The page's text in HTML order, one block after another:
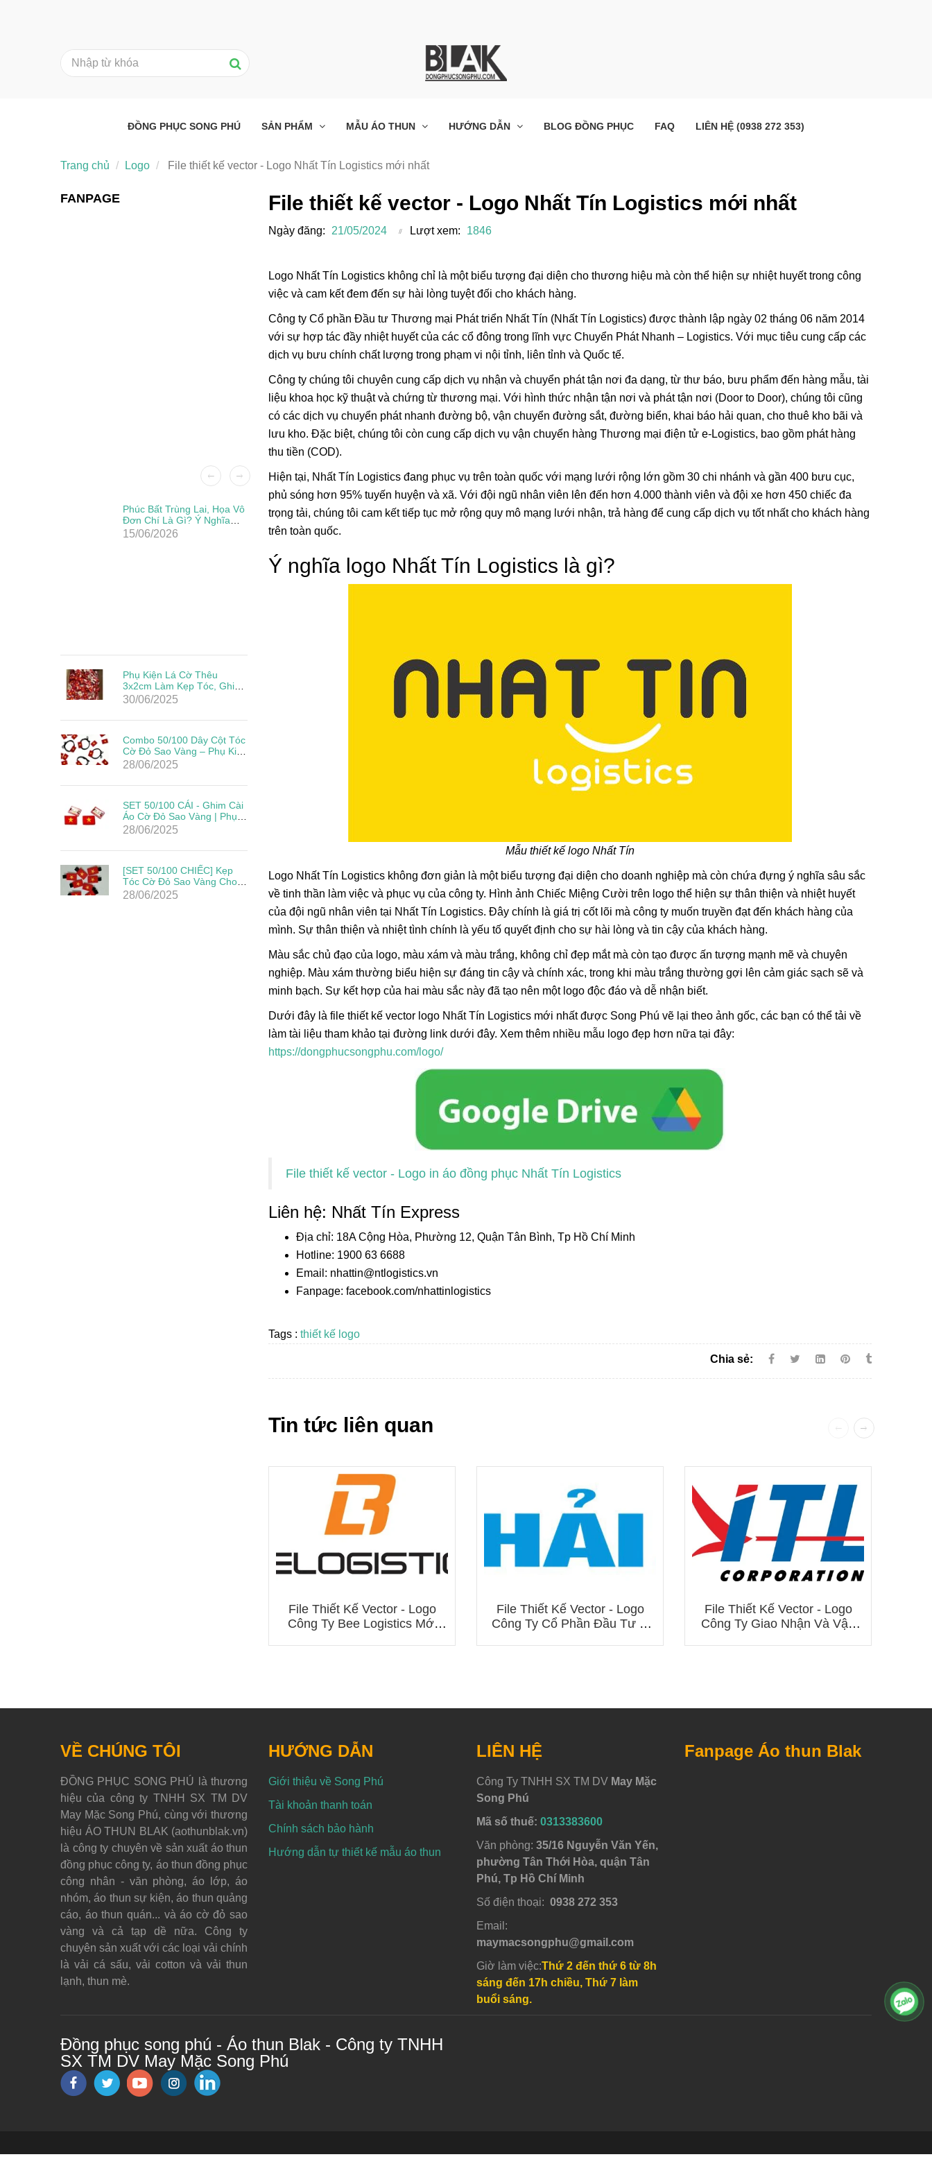
File thiết kế vector - Logo Nhất Tín Logistics mới nhất
Ngày đăng: 21/05/2024 Lượt xem: 1846
Logo Nhất Tín Logistics không chỉ là một biểu tượng đại diện cho thương hiệu mà còn thể hiện sự nhiệt huyết trong công
việc và cam kết đem đến sự hài lòng tuyệt đối cho khách hàng.
Công ty Cổ phần Đầu tư Thương mại Phát triển Nhất Tín (Nhất Tín Logistics) được thành lập ngày 02 tháng 06 năm 2014
với sự hợp tác đầy nhiệt huyết của các cổ đông trong lĩnh vực Chuyển Phát Nhanh – Logistics. Với mục tiêu cung cấp các
dịch vụ bưu chính chất lượng trong phạm vi nội tỉnh, liên tỉnh và Quốc tế.
Công ty chúng tôi chuyên cung cấp dịch vụ nhận và chuyển phát tận nơi đa dạng, từ thư báo, bưu phẩm đến hàng mẫu, tài
liệu khoa học kỹ thuật và chứng từ thương mại. Với hình thức nhận tận nơi và phát tận nơi (Door to Door), chúng tôi cũng
có các dịch vụ chuyển phát nhanh đường bộ, vận chuyển đường sắt, đường biển, khai báo hải quan, cho thuê kho bãi và
lưu kho. Đặc biệt, chúng tôi còn cung cấp dịch vụ vận chuyển hàng Thương mại điện tử e-Logistics, bao gồm phát hàng
thu tiền (COD).
Hiện tại, Nhất Tín Logistics đang phục vụ trên toàn quốc với mạng lưới rộng lớn gồm 30 chi nhánh và gần 400 bưu cục,
phủ sóng hơn 95% tuyến huyện và xã. Với đội ngũ nhân viên lên đến hơn 4.000 thành viên và đội xe hơn 450 chiếc đa
trọng tải, chúng tôi cam kết tiếp tục mở rộng quy mô mạng lưới nhận, trả hàng để cung cấp dịch vụ tốt nhất cho khách hàng
trên toàn quốc.
Ý nghĩa logo Nhất Tín Logistics là gì?
Mẫu thiết kế logo Nhất Tín
Logo Nhất Tín Logistics không đơn giản là một biểu tượng đại diện cho doanh nghiệp mà còn chứa đựng ý nghĩa sâu sắc
về tinh thần làm việc và phục vụ của công ty. Hình ảnh Chiếc Miệng Cười trên logo thể hiện sự thân thiện và nhiệt huyết
của đội ngũ nhân viên tại Nhất Tín Logistics. Đây chính là giá trị cốt lõi mà công ty muốn truyền đạt đến khách hàng của
mình. Sự thân thiện và nhiệt tình chính là yếu tố quyết định cho sự hài lòng và tin cậy của khách hàng.
Màu sắc chủ đạo của logo, màu xám và màu trắng, không chỉ đẹp mắt mà còn tạo được ấn tượng mạnh mẽ và chuyên
nghiệp. Màu xám thường biểu hiện sự đáng tin cậy và chính xác, trong khi màu trắng thường gợi lên cảm giác sạch sẽ và
minh bạch. Sự kết hợp của hai màu sắc này đã tạo nên một logo độc đáo và dễ nhận biết.
Dưới đây là file thiết kế vector logo Nhất Tín Logistics mới nhất được Song Phú vẽ lại theo ảnh gốc, các bạn có thể tải về
làm tài liệu tham khảo tại đường link dưới đây. Xem thêm nhiều mẫu logo đẹp hơn nữa tại đây:
https://dongphucsongphu.com/logo/
File thiết kế vector - Logo in áo đồng phục Nhất Tín Logistics
Liên hệ: Nhất Tín Express
Địa chỉ: 18A Cộng Hòa, Phường 12, Quận Tân Bình, Tp Hồ Chí Minh
Hotline: 1900 63 6688
Email: nhattin@ntlogistics.vn
Fanpage: facebook.com/nhattinlogistics
Tags : thiết kế logo
Chia sẻ:
Tin tức liên quan
File Thiết Kế Vector - Logo
Công Ty Bee Logistics Mới
File Thiết Kế Vector - Logo
Công Ty Cổ Phần Đầu Tư Ô
File Thiết Kế Vector - Logo
Công Ty Giao Nhận Và Vận
FANPAGE
Phúc Bất Trùng Lai, Họa Vô
Đơn Chí Là Gì? Ý Nghĩa
Thực Sự Của Câu Thành
15/06/2026
Phụ Kiện Lá Cờ Thêu
3x2cm Làm Kẹp Tóc, Ghim
Cài Đẹp Giá Rẻ Mừng Lễ
30/06/2025
Combo 50/100 Dây Cột Tóc
Cờ Đỏ Sao Vàng – Phụ Kiện
Yêu Nước Cho Mẹ & Bé
28/06/2025
SET 50/100 CÁI - Ghim Cài
Áo Cờ Đỏ Sao Vàng | Phụ
Kiện Yêu Nước Cho Ngày
28/06/2025
[SET 50/100 CHIẾC] Kẹp
Tóc Cờ Đỏ Sao Vàng Cho
Bé – Phụ Kiện Mừng Quốc
28/06/2025
Lá Cờ Thêu Mini – Patch Ủi
Quốc Kỳ Việt Nam Đẹp, Sắc
Nét
26/06/2025
Phúc Bất Trùng Lai, Họa Vô
Đơn Chí Là Gì? Ý Nghĩa
Phụ Kiện Lá Cờ Thêu
Quốc Khánh
Combo 50/100 Dây Cột Tóc
Cờ Đỏ Sao Vàng – Phụ Kiện
Yêu Nước Cho Mẹ & Bé
Mừng Quốc Khánh 2/9
28/06/2025
[SET 50/100 CHIẾC] Kẹp
Tóc Cờ Đỏ Sao Vàng Cho
Bé – Phụ Kiện Mừng Quốc
28/06/2025
Lá Cờ Thêu Mini – Patch Ủi
Quốc Kỳ Việt Nam Đẹp, Sắc
ĐỒNG PHỤC SONG PHÚ SẢN PHẨM MẪU ÁO THUN HƯỚNG DẪN BLOG ĐỒNG PHỤC FAQ LIÊN HỆ (0938 272 353)
Trang chủ Logo File thiết kế vector - Logo Nhất Tín Logistics mới nhất
VỀ CHÚNG TÔI
ĐỒNG PHỤC SONG PHÚ là thương
hiệu của công ty TNHH SX TM DV
May Mặc Song Phú, cùng với thương
hiệu ÁO THUN BLAK (aothunblak.vn)
là công ty chuyên về sản xuất áo thun
đồng phục công ty, áo thun đồng phục
công nhân - văn phòng, áo lớp, áo
nhóm, áo thun sự kiện, áo thun quảng
cáo, áo thun quán... và áo cờ đỏ sao
vàng và cả tạp dề nữa. Công ty
chuyên sản xuất với các loại vải chính
là vải cá sấu, vải cotton và vải thun
lạnh, thun mè.
HƯỚNG DẪN
Giới thiệu về Song Phú
Tài khoản thanh toán
Chính sách bảo hành
Hướng dẫn tự thiết kế mẫu áo thun
LIÊN HỆ
Công Ty TNHH SX TM DV May Mặc
Song Phú
Mã số thuế: 0313383600
Văn phòng: 35/16 Nguyễn Văn Yến,
phường Tân Thới Hòa, quận Tân
Phú, Tp Hồ Chí Minh
Số điện thoại: 0938 272 353
Email:
maymacsongphu@gmail.com
Giờ làm việc:Thứ 2 đến thứ 6 từ 8h
sáng đến 17h chiều, Thứ 7 làm
buổi sáng.
Fanpage Áo thun Blak
Đồng phục song phú - Áo thun Blak - Công ty TNHH
SX TM DV May Mặc Song Phú